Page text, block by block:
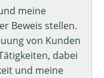
meine
Beweis stellen.
von Kunden
dabei
und meine